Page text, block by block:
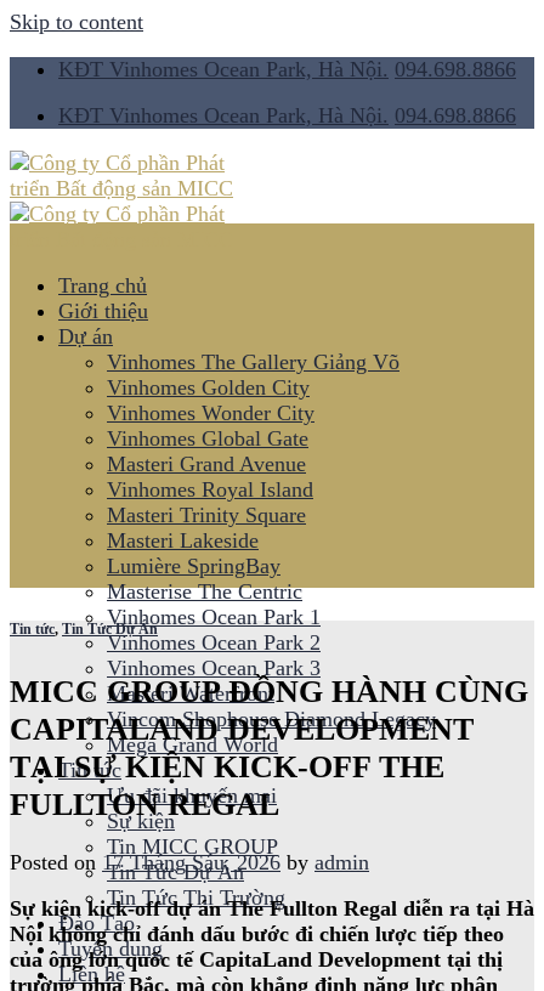
Skip to content
KĐT Vinhomes Ocean Park, Hà Nội. 094.698.8866
KĐT Vinhomes Ocean Park, Hà Nội. 094.698.8866
Trang chủ
Giới thiệu
Dự án
Vinhomes The Gallery Giảng Võ
Vinhomes Golden City
Vinhomes Wonder City
Vinhomes Global Gate
Masteri Grand Avenue
Vinhomes Royal Island
Masteri Trinity Square
Masteri Lakeside
Lumière SpringBay
Masterise The Centric
Vinhomes Ocean Park 1
Vinhomes Ocean Park 2
Vinhomes Ocean Park 3
Masteri Waterfront
Vincom Shophouse Diamond Legacy
Mega Grand World
Tin tức
Ưu đãi khuyến mại
Sự kiện
Tin MICC GROUP
Tin Tức Dự Án
Tin Tức Thị Trường
Đào Tạo
Tuyển dụng
Liên hệ
Tin tức, Tin Tức Dự Án
MICC GROUP ĐỒNG HÀNH CÙNG
CAPITALAND DEVELOPMENT
TẠI SỰ KIỆN KICK-OFF THE
FULLTON REGAL
Posted on 17 Tháng Sáu, 2026 by admin
Sự kiệnkick-offdự án The Fullton Regal diễn ra tại Hà
Nội không chỉ đánh dấu bước đi chiến lược tiếp theo
của ông lớn quốc tế CapitaLand Development tại thị
trường phía Bắc, mà còn khẳng định năng lực phân